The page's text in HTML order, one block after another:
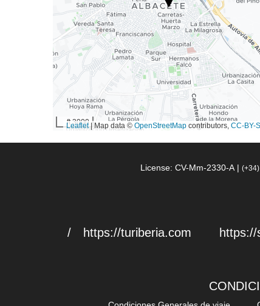
3000 ft|Map data © OpenStreetMap contributors, CC-BY-
| License: CV-Mm-2330-A
https://turiberia.com